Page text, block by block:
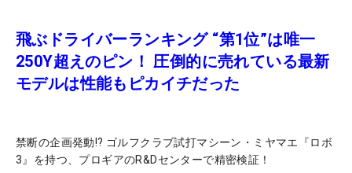
飛ぶドライバーランキング “第1位”は唯一
250Y超えのピン！ 圧倒的に売れている最新
モデルは性能もピカイチだった
禁断の企画発動!? ゴルフクラブ試打マシーン・ミヤマエ『ロボ
3』を持つ、プロギアのR&Dセンターで精密検証！